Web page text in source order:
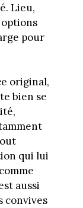
Lieu,
pour
original,
bien se
qui lui
aussi
convives